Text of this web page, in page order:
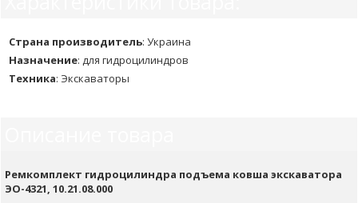
Страна производитель: Украина
Назначение: для гидроцилиндров
Техника: Экскаваторы
Ремкомплект гидроцилиндра подъема ковша экскаватора
ЭО-4321, 10.21.08.000